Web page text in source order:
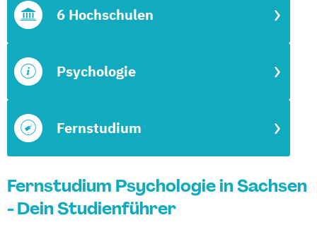
Fernstudium
Psychologie
6 Hochschulen
Fernstudium Psychologie in Sachsen
- Dein Studienführer